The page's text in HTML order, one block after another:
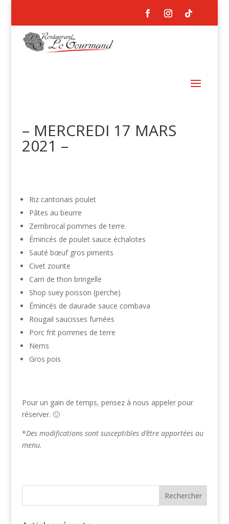
– MERCREDI 17 MARS
2021 –
Riz cantonais poulet
Pâtes au beurre
Zembrocal pommes de terre
Émincés de poulet sauce échalotes
Sauté bœuf gros piments
Civet zourite
Carri de thon bringelle
Shop suey poisson (perche)
Émincés de daurade sauce combava
Rougail saucisses fumées
Porc frit pommes de terre
Nems
Gros pois
Pour un gain de temps, pensez à nous appeler pour
réserver. 🙂
*Des modifications sont susceptibles d’être apportées au
menu.